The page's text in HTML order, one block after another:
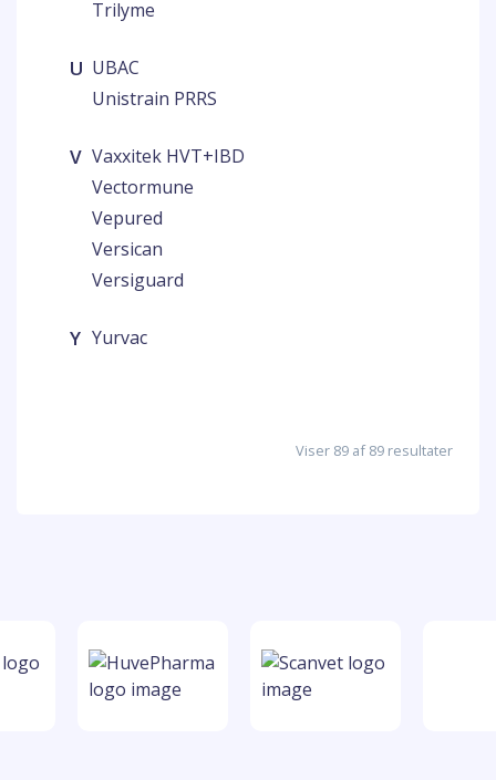
Trilyme
U UBAC
Unistrain PRRS
V Vaxxitek HVT+IBD
Vectormune
Vepured
Versican
Versiguard
Y Yurvac
Viser 89 af 89 resultater